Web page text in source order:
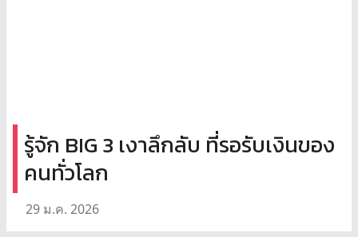
รู้จัก BIG 3 เงาลึกลับ ที่รอรับเงินของ
คนทั่วโลก
29 ม.ค. 2026